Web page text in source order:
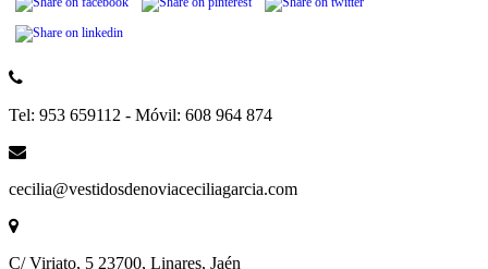
Tel: 953 659112 - Móvil: 608 964 874
cecilia@vestidosdenoviaceciliagarcia.com
C/ Viriato, 5 23700, Linares, Jaén